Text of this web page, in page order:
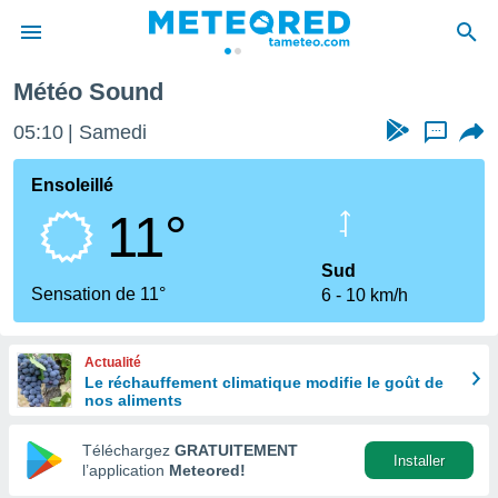
de
en
Météo Sound
05:10 Samedi ...
Ensoleillé
11°
Sensation de 11°
Sud
6
10 km/h
Actualité
Le réchauffement climatique modifie le goût de
nos aliments
Téléchargez GRATUITEMENT
l’application Meteored!
Installer